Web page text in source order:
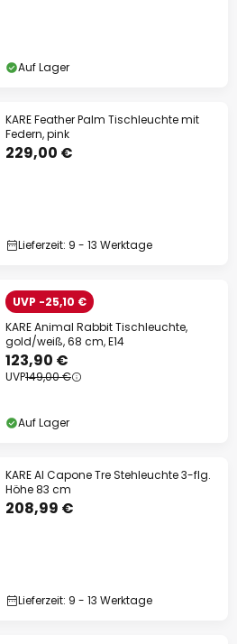
Auf Lager
KARE Feather Palm Tischleuchte mit
Federn, pink
229,00 €
Lieferzeit: 9 - 13 Werktage
UVP -25,10 €
KARE Animal Rabbit Tischleuchte,
gold/weiß, 68 cm, E14
123,90 €
UVP149,00 €
Auf Lager
KARE Al Capone Tre Stehleuchte 3-flg.
Höhe 83 cm
208,99 €
Lieferzeit: 9 - 13 Werktage